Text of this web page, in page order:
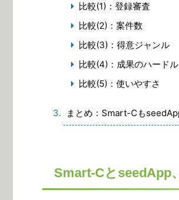
比較(1)：登録審査
比較(2)：案件数
比較(3)：得意ジャンル
比較(4)：成果のハードル
比較(5)：使いやすさ
まとめ：Smart-Cも
Smart-CとseedApp